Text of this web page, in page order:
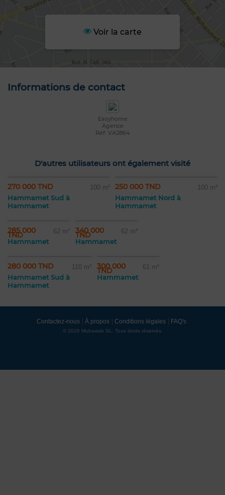
Voir la carte
Informations de contact
Easyhome
Agence
Réf: VA2864
D'autres utilisateurs ont également visité
270 000 TND 100 m²
Hammamet Sud à
Hammamet
250 000 TND 100 m²
Hammamet Nord à
Hammamet
285 000
TND 62 m²
Hammamet
340 000
TND 62 m²
Hammamet
280 000 TND 110 m²
Hammamet Sud à
Hammamet
300 000
TND 61 m²
Hammamet
Contactez-nous À propos Conditions légales FAQ's
© 2026 Mubawab SL. Tous droits réservés.